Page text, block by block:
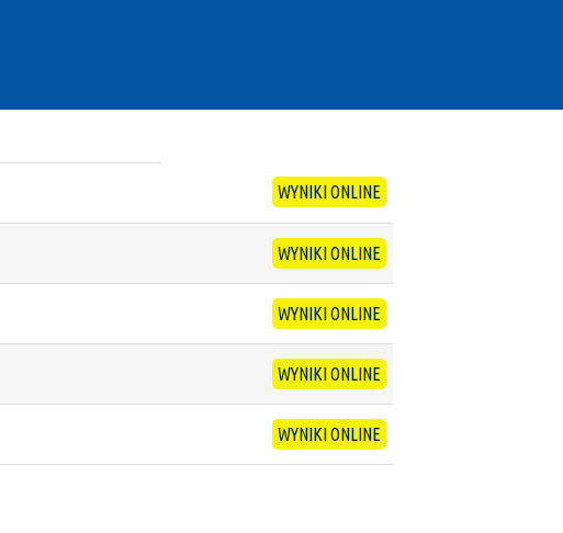
WYNIKI ONLINE
WYNIKI ONLINE
WYNIKI ONLINE
WYNIKI ONLINE
WYNIKI ONLINE